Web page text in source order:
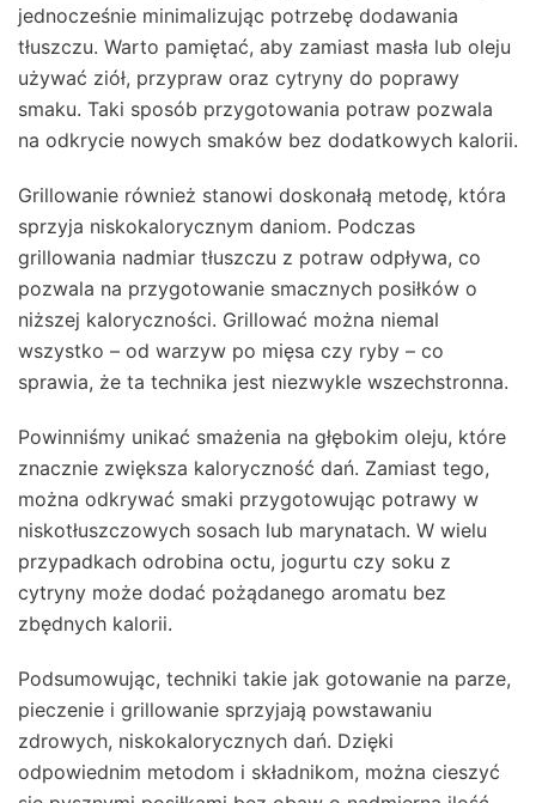
jednocześnie minimalizując potrzebę dodawania
tłuszczu. Warto pamiętać, aby zamiast masła lub oleju
używać ziół, przypraw oraz cytryny do poprawy
smaku. Taki sposób przygotowania potraw pozwala
na odkrycie nowych smaków bez dodatkowych kalorii.
Grillowanie również stanowi doskonałą metodę, która
sprzyja niskokalorycznym daniom. Podczas
grillowania nadmiar tłuszczu z potraw odpływa, co
pozwala na przygotowanie smacznych posiłków o
niższej kaloryczności. Grillować można niemal
wszystko – od warzyw po mięsa czy ryby – co
sprawia, że ta technika jest niezwykle wszechstronna.
Powinniśmy unikać smażenia na głębokim oleju, które
znacznie zwiększa kaloryczność dań. Zamiast tego,
można odkrywać smaki przygotowując potrawy w
niskotłuszczowych sosach lub marynatach. W wielu
przypadkach odrobina octu, jogurtu czy soku z
cytryny może dodać pożądanego aromatu bez
zbędnych kalorii.
Podsumowując, techniki takie jak gotowanie na parze,
pieczenie i grillowanie sprzyjają powstawaniu
zdrowych, niskokalorycznych dań. Dzięki
odpowiednim metodom i składnikom, można cieszyć